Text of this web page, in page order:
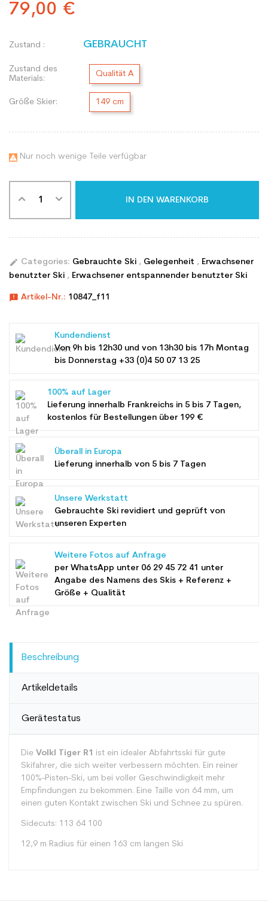
79,00 €
Zustand : GEBRAUCHT
Zustand des
Materials:
Qualität A
Größe Skier: 149 cm
 Nur noch wenige Teile verfügbar
IN DEN WARENKORB
edit Categories: Gebrauchte Ski , Gelegenheit , Erwachsener
benutzter Ski , Erwachsener entspannender benutzter Ski
announcement Artikel-Nr.: 10847_f11
Kundendienst
Von 9h bis 12h30 und von 13h30 bis 17h Montag
bis Donnerstag +33 (0)4 50 07 13 25
100% auf Lager
Lieferung innerhalb Frankreichs in 5 bis 7 Tagen,
kostenlos für Bestellungen über 199 €
Überall in Europa
Lieferung innerhalb von 5 bis 7 Tagen
Unsere Werkstatt
Gebrauchte Ski revidiert und geprüft von
unseren Experten
Weitere Fotos auf Anfrage
per WhatsApp unter 06 29 45 72 41 unter
Angabe des Namens des Skis + Referenz +
Größe + Qualität
Beschreibung
Artikeldetails
Gerätestatus
Die Volkl Tiger R1 ist ein idealer Abfahrtsski für gute
Skifahrer, die sich weiter verbessern möchten. Ein reiner
100%-Pisten-Ski, um bei voller Geschwindigkeit mehr
Empfindungen zu bekommen. Eine Taille von 64 mm, um
einen guten Kontakt zwischen Ski und Schnee zu spüren.
Sidecuts: 113 64 100
12,9 m Radius für einen 163 cm langen Ski